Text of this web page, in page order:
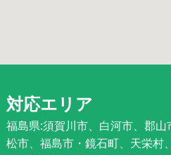
対応エリア
福島県:須賀川市、白河市、郡
松市、福島市・鏡石町、天栄村